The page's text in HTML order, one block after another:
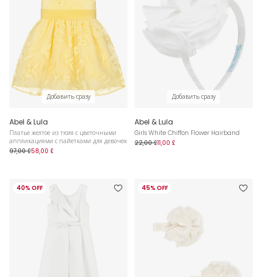
Добавить сразу
Abel & Lula
Платье желтое из тюля с цветочными
аппликациями с пайетками для девочек
97,00 £58,00 £
Добавить сразу
Abel & Lula
Girls White Chiffon Flower Hairband
22,00 £11,00 £
40% OFF 45% OFF